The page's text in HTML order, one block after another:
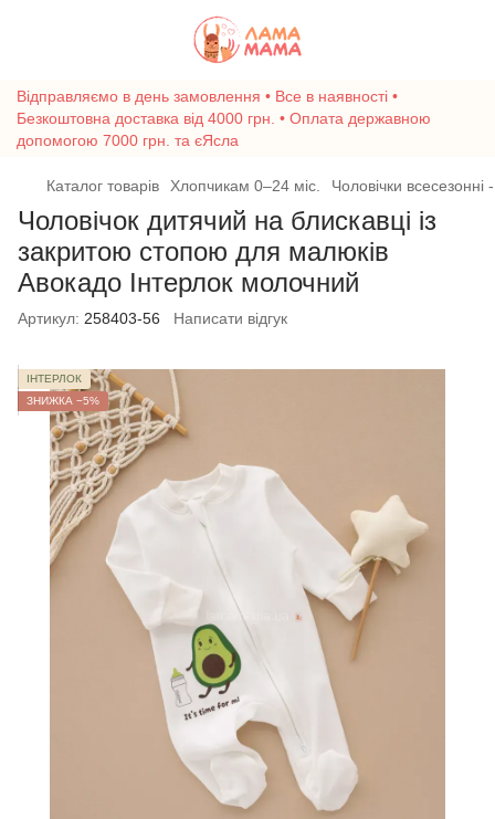
Відправляємо в день замовлення • Все в наявності •
Безкоштовна доставка від 4000 грн. • Оплата державною
допомогою 7000 грн. та єЯсла
Каталог товарів Хлопчикам 0–24 міс. Чоловічки всесезонні
Чоловічок дитячий на блискавці із
закритою стопою для малюків
Авокадо Інтерлок молочний
Артикул: 258403-56 Написати відгук
ІНТЕРЛОК
ЗНИЖКА −5%